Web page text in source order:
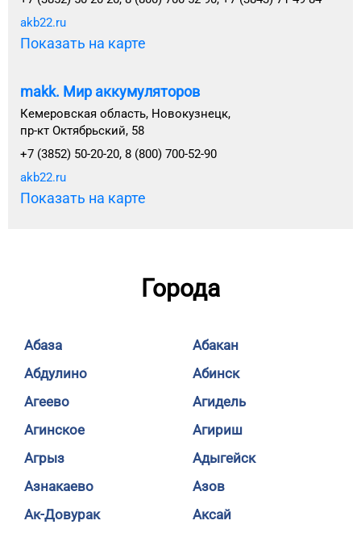
akb22.ru
Показать на карте
makk. Мир аккумуляторов
Кемеровская область, Новокузнецк,
пр-кт Октябрьский, 58
+7 (3852) 50-20-20, 8 (800) 700-52-90
akb22.ru
Показать на карте
Города
Абаза
Абакан
Абдулино
Абинск
Агеево
Агидель
Агинское
Агириш
Агрыз
Адыгейск
Азнакаево
Азов
Ак-Довурак
Аксай